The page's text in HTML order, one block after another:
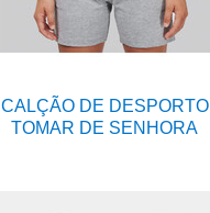
CALÇÃO DE DESPORTO
TOMAR DE SENHORA